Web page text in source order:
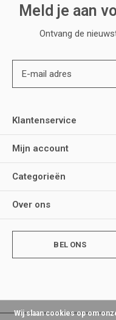
Meld je aan
Ontvang de
Klantenservice
Mijn account
Categorieën
Over ons
BEL ONS
Wij slaan cookies op om